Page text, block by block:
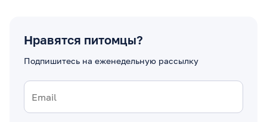
Нравятся питомцы?
Подпишитесь на еженедельную рассылку